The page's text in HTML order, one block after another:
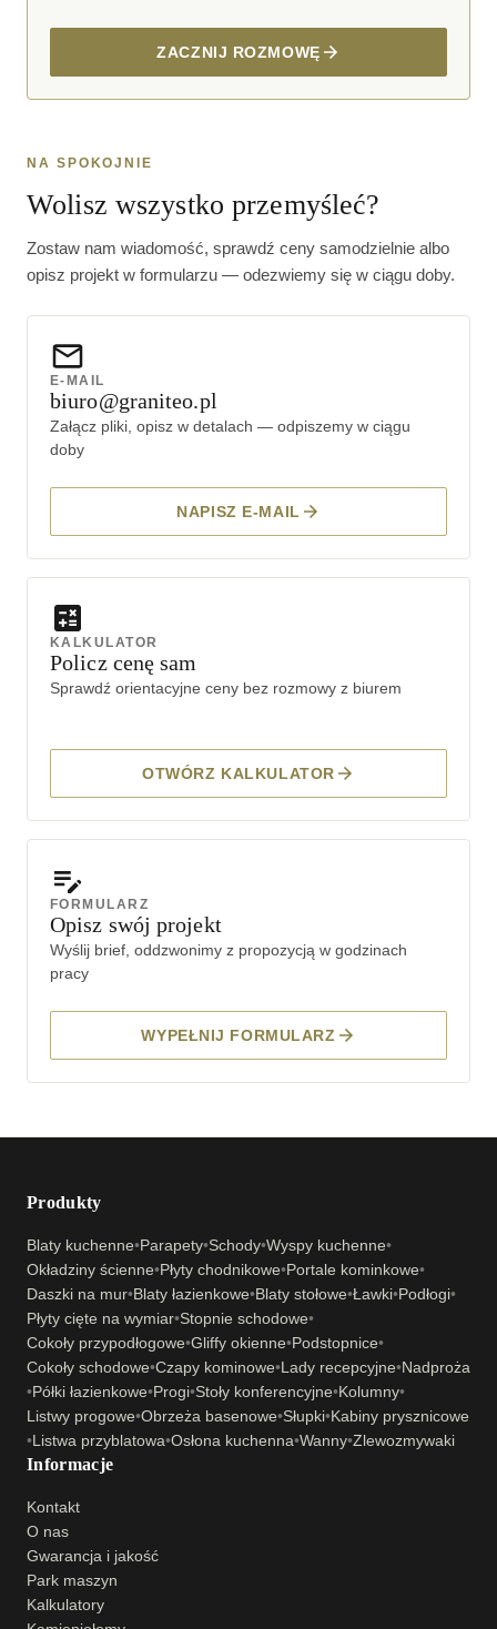
ZACZNIJ ROZMOWĘ
NA SPOKOJNIE
Wolisz wszystko przemyśleć?
Zostaw nam wiadomość, sprawdź ceny samodzielnie albo
opisz projekt w formularzu — odezwiemy się w ciągu doby.
E-MAIL
biuro@graniteo.pl
Załącz pliki, opisz w detalach — odpiszemy w ciągu
doby
NAPISZ E-MAIL
KALKULATOR
Policz cenę sam
Sprawdź orientacyjne ceny bez rozmowy z biurem
OTWÓRZ KALKULATOR
FORMULARZ
Opisz swój projekt
Wyślij brief, oddzwonimy z propozycją w godzinach
pracy
WYPEŁNIJ FORMULARZ
Produkty
Blaty kuchenne•Parapety•Schody•Wyspy kuchenne•
Okładziny ścienne•Płyty chodnikowe•Portale kominkowe•
Daszki na mur•Blaty łazienkowe•Blaty stołowe•Ławki•Podłogi•
Płyty cięte na wymiar•Stopnie schodowe•
Cokoły przypodłogowe•Gliffy okienne•Podstopnice•
Cokoły schodowe•Czapy kominowe•Lady recepcyjne•Nadproża
•Półki łazienkowe•Progi•Stoły konferencyjne•Kolumny•
Listwy progowe•Obrzeża basenowe•Słupki•Kabiny prysznicowe
•Listwa przyblatowa•Osłona kuchenna•Wanny•Zlewozmywaki
Informacje
Kontakt
O nas
Gwarancja i jakość
Park maszyn
Kalkulatory